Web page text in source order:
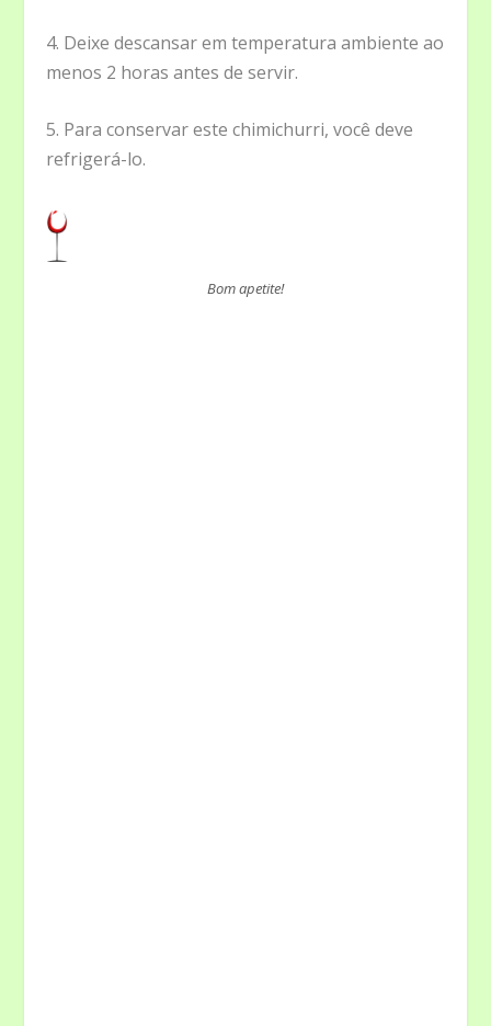
4. Deixe descansar em temperatura ambiente ao
menos 2 horas antes de servir.
5. Para conservar este chimichurri, você deve
refrigerá-lo.
Bom apetite!